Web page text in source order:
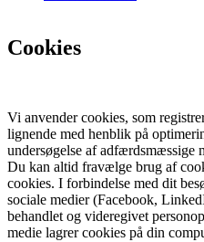
Cookies
Vi anvender cookies, som
lignende med henblik på
undersøgelse af adfærdsmæssige
Du kan altid fravælge brug af
cookies. I forbindelse med dit
sociale medier (Facebook,
behandlet og videregivet
medie lagrer cookies på din